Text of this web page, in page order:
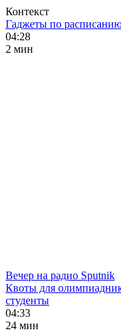
Контекст
Гаджеты по
04:28
2 мин
Вечер на радио Sputnik
Квоты для
студенты
04:33
24 мин